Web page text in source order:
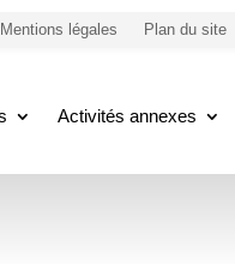
Mentions légales Plan du site
Activités annexes